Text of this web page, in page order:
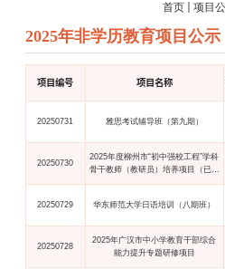
首页 项目
2025年非学历教育项目公示
项目编号 项目名称
20250731 雅思考试辅导班（第九期）
20250730
2025年度柳州市“初中强校工程”学科
骨干教师（教研员）培养项目（已上
报项目第2次结算）
20250729 华东师范大学日语培训（八期班）
20250728
2025年广汉市中小学教育干部综合
能力提升专题研修项目